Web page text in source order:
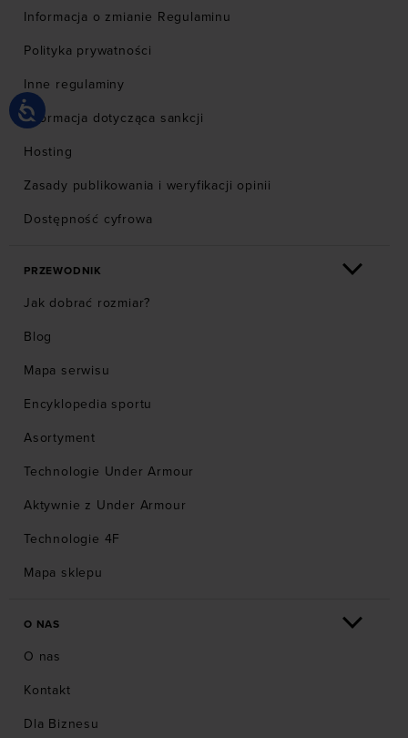
Informacja o zmianie Regulaminu
Polityka prywatności
Inne regulaminy
Informacja dotycząca sankcji
Hosting
Zasady publikowania i weryfikacji opinii
Dostępność cyfrowa
PRZEWODNIK
Jak dobrać rozmiar?
Blog
Mapa serwisu
Encyklopedia sportu
Asortyment
Technologie Under Armour
Aktywnie z Under Armour
Technologie 4F
Mapa sklepu
O NAS
O nas
Kontakt
Dla Biznesu